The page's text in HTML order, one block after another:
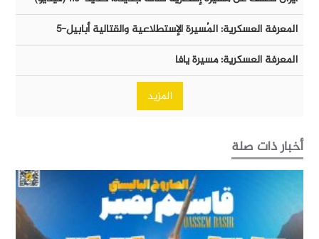
المعرفة العسكرية: المُسيرة الإستطلاعية والقتالية أبابيل-٥
المعرفة العسكرية: مسيرة يافا
المزيد
أخبار ذات صلة